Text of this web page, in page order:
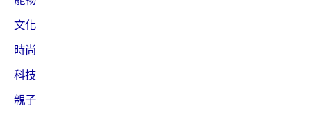
文化
時尚
科技
親子